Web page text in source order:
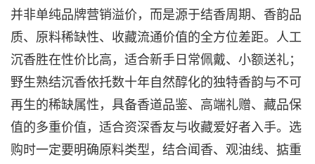
并非单纯品牌营销溢价，而是源于结香周期、香韵品
质、原料稀缺性、收藏流通价值的全方位差距。人工
沉香胜在性价比高，适合新手日常佩戴、小额送礼；
野生熟结沉香依托数十年自然醇化的独特香韵与不可
再生的稀缺属性，具备香道品鉴、高端礼赠、藏品保
值的多重价值，适合资深香友与收藏爱好者入手。选
购时一定要明确原料类型，结合闻香、观油线、掂重